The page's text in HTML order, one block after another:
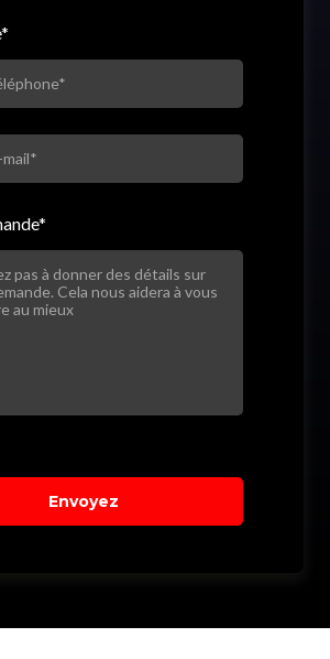
*
*
Envoyez